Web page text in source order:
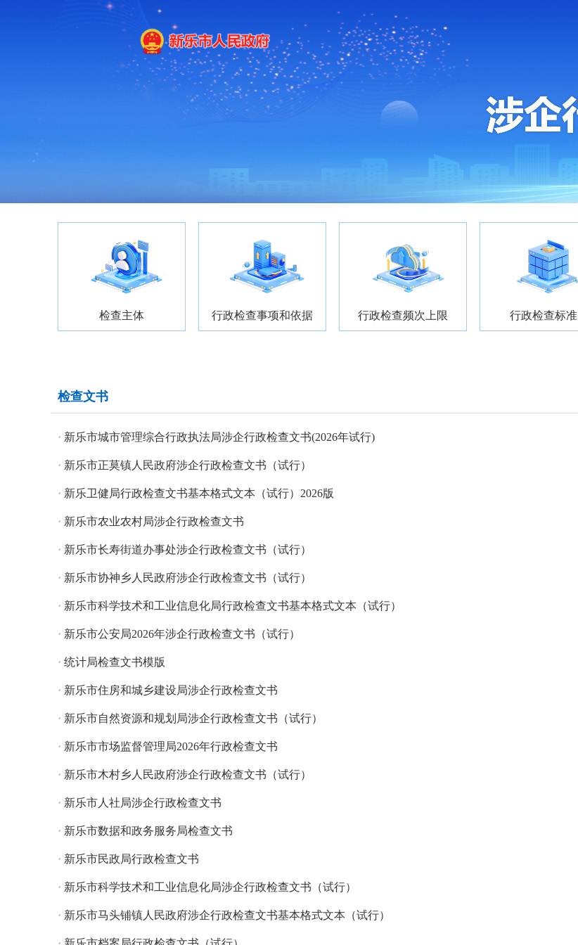
检查主体 行政检查事项和依据 行政检查频次上限 行政检查标准
检查文书
· 新乐市城市管理综合行政执法局涉企行政检查文书(2026年试行)
· 新乐市正莫镇人民政府涉企行政检查文书（试行）
· 新乐卫健局行政检查文书基本格式文本（试行）2026版
· 新乐市农业农村局涉企行政检查文书
· 新乐市长寿街道办事处涉企行政检查文书（试行）
· 新乐市协神乡人民政府涉企行政检查文书（试行）
· 新乐市科学技术和工业信息化局行政检查文书基本格式文本（试行）
· 新乐市公安局2026年涉企行政检查文书（试行）
· 统计局检查文书模版
· 新乐市住房和城乡建设局涉企行政检查文书
· 新乐市自然资源和规划局涉企行政检查文书（试行）
· 新乐市市场监督管理局2026年行政检查文书
· 新乐市木村乡人民政府涉企行政检查文书（试行）
· 新乐市人社局涉企行政检查文书
· 新乐市数据和政务服务局检查文书
· 新乐市民政局行政检查文书
· 新乐市科学技术和工业信息化局涉企行政检查文书（试行）
· 新乐市马头铺镇人民政府涉企行政检查文书基本格式文本（试行）